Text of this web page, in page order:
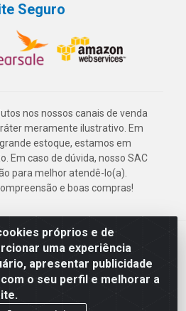
próprios e de
uma experiência
apresentar publicidade
o seu perfil e melhorar a
Seguro
nos nossos canais de venda
meramente ilustrativo. Em
estoque, estamos em
Em caso de dúvida, nosso SAC
para melhor atendê-lo(a).
e boas compras!
Mascarenhas de Morais, 2471 -
51.150-001 - CNPJ 24.150.377/0003-
57